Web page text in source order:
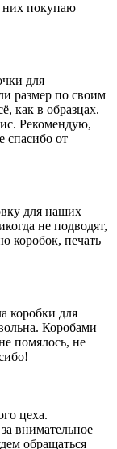
них покупаю
для
размер по своим
как в образцах.
Рекомендую,
спасибо от
для наших
не подводят,
коробок, печать
коробки для
Коробами
помялось, не
цеха.
внимательное
обращаться